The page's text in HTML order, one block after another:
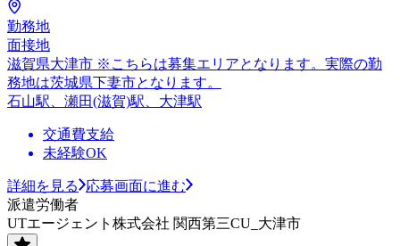
勤務地
面接地
滋賀県大津市 ※こちらは募集エリアとなります。実際の勤
務地は茨城県下妻市となります。
石山駅、瀬田(滋賀)駅、大津駅
交通費支給
未経験OK
詳細を見る
応募画面に進む
派遣労働者
UTエージェント株式会社 関西第三CU_大津市